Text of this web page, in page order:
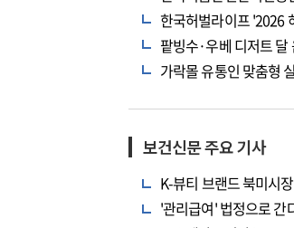
한국허벌라이프 '2026
팥빙수·우베 디저트 달
가락몰 유통인 맞춤형
보건신문 주요 기사
K-뷰티 브랜드 북미시
'관리급여' 법정으로